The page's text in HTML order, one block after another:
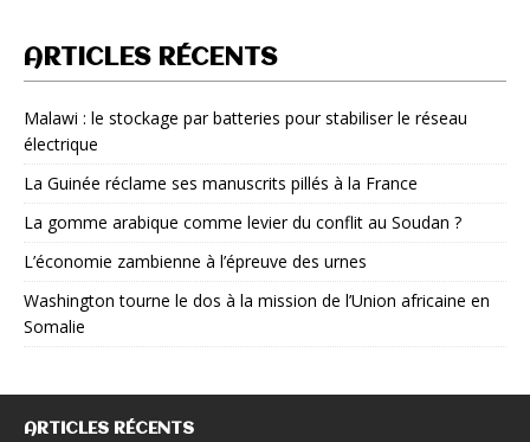
ARTICLES RÉCENTS
Malawi : le stockage par batteries pour stabiliser le réseau
électrique
La Guinée réclame ses manuscrits pillés à la France
La gomme arabique comme levier du conflit au Soudan ?
L’économie zambienne à l’épreuve des urnes
Washington tourne le dos à la mission de l’Union africaine en
Somalie
ARTICLES RÉCENTS